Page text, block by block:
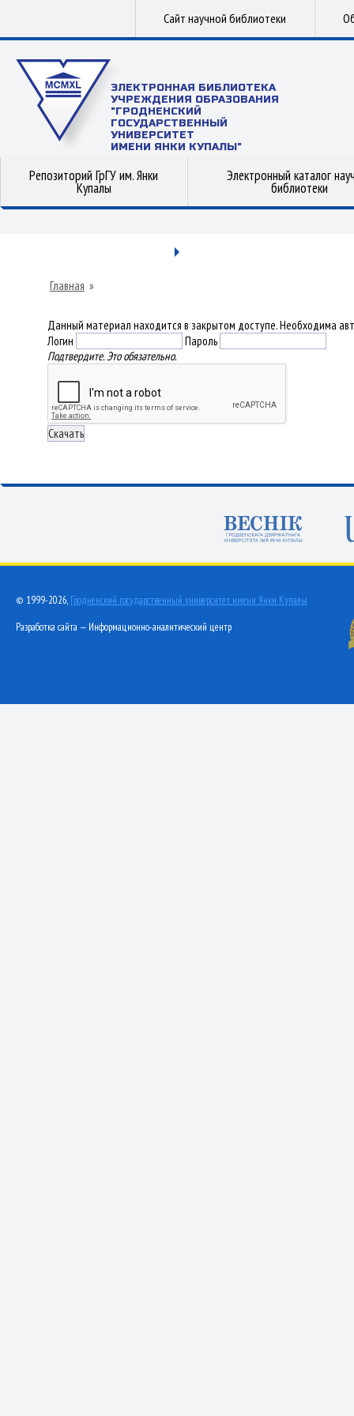
Сайт научной библиотеки
ЭЛЕКТРОННАЯ БИБЛИОТЕКА
УЧРЕЖДЕНИЯ ОБРАЗОВАНИЯ
"ГРОДНЕНСКИЙ
ГОСУДАРСТВЕННЫЙ
УНИВЕРСИТЕТ
ИМЕНИ ЯНКИ КУПАЛЫ"
Репозиторий ГрГУ им. Янки
Купалы
Электронный каталог
библиотеки
Главная »
Данный материал находится в закрытом доступе. Необходима
Логин
Пароль
Подтвердите. Это обязательно.
© 1999-2026, Гродненский государственный университет имени Янки Купалы
Разработка сайта — Информационно-аналитический центр